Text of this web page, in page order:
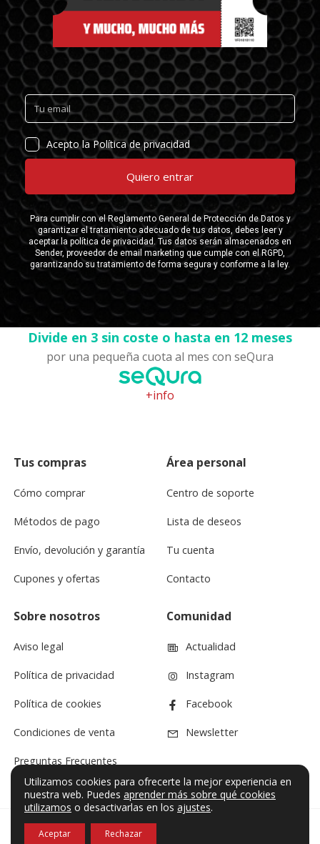
Divide en 3 sin coste o hasta en 12 meses
por una pequeña cuota al mes con seQura
+info
Tus compras
Cómo comprar
Métodos de pago
Envío, devolución y garantía
Cupones y ofertas
Área personal
Centro de soporte
Lista de deseos
Tu cuenta
Contacto
Sobre nosotros
Aviso legal
Política de privacidad
Política de cookies
Condiciones de venta
Preguntas Frecuentes
Comunidad
Actualidad
Instagram
Facebook
Newsletter
© VF Sound 2026. Todos los derechos reservados.
Utilizamos cookies para ofrecerte la mejor experiencia en
nuestra web. Puedes aprender más sobre qué cookies
utilizamos o desactivarlas en los ajustes.
Aceptar Rechazar